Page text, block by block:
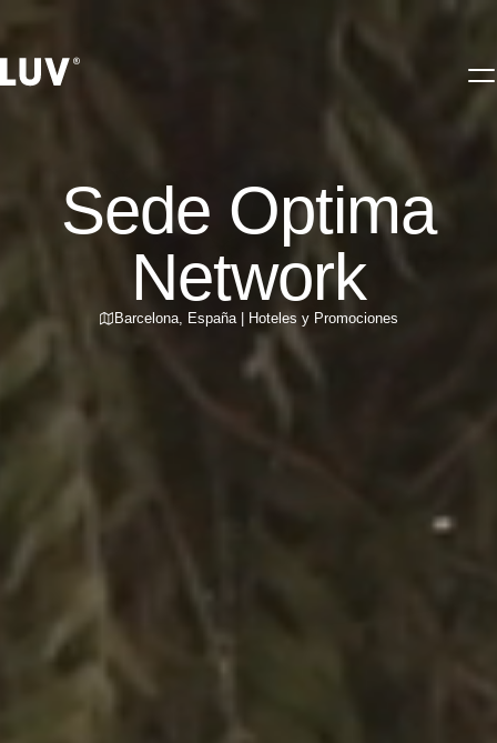
Sede Optima
Network
Barcelona, España| Hoteles y Promociones